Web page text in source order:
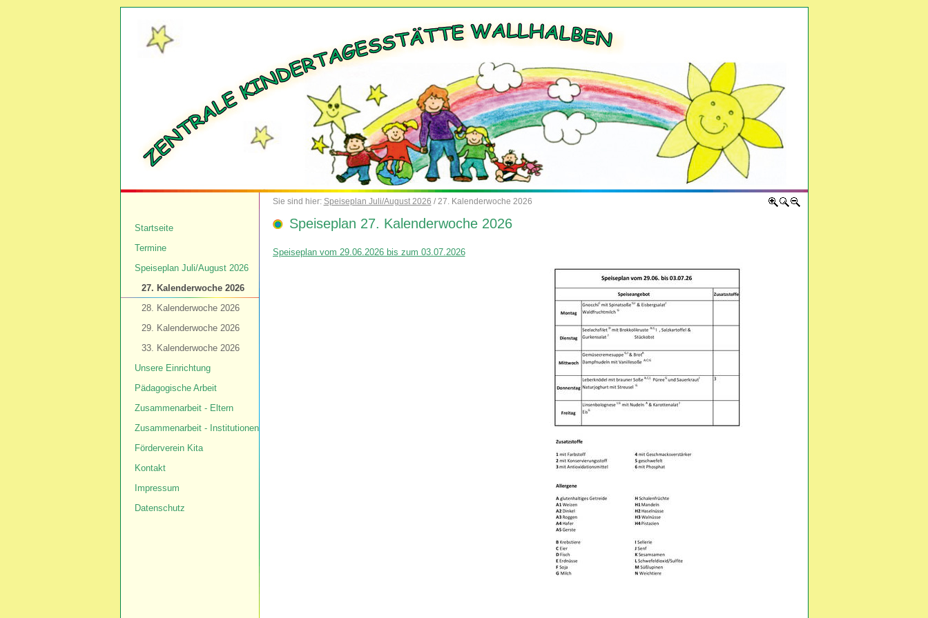
Sie sind hier: Speiseplan Juli/August 2026 / 27. Kalenderwoche 2026
Startseite
Termine
Speiseplan Juli/August 2026
27. Kalenderwoche 2026
28. Kalenderwoche 2026
29. Kalenderwoche 2026
33. Kalenderwoche 2026
Unsere Einrichtung
Pädagogische Arbeit
Zusammenarbeit - Eltern
Zusammenarbeit - Institutionen
Förderverein Kita
Kontakt
Impressum
Datenschutz
Speiseplan 27. Kalenderwoche 2026
Speiseplan vom 29.06.2026 bis zum 03.07.2026